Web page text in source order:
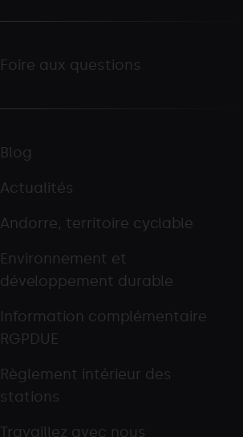
Foire aux questions
Blog
Actualités
Andorre, territoire cyclable
Environnement et
développement durable
Information complémentaire
RGPDUE
Règlement intérieur des
stations
Travaillez avec nous